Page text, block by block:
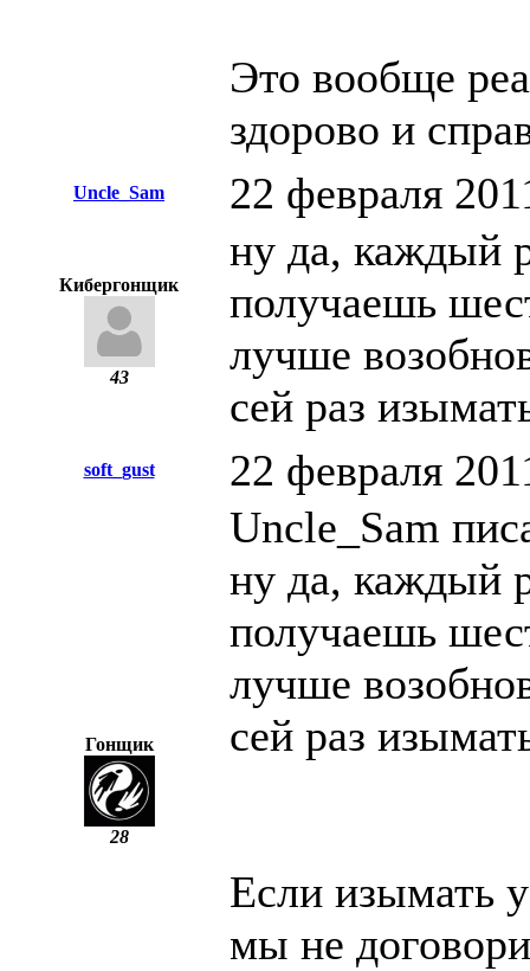
Это вообще
здорово и
Uncle_Sam 22 февраля
Кибергонщик
43
ну да, каждый
получаешь
лучше
сей раз
soft_gust 22 февраля
Гонщик
28
Uncle_Sam
ну да, каждый
получаешь
лучше
сей раз
Если изымать
мы не